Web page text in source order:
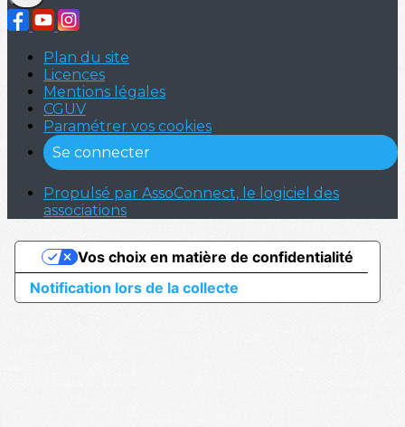
Plan du site
Licences
Mentions légales
CGUV
Paramétrer vos cookies
Se connecter
Propulsé par AssoConnect, le logiciel des
associations
Notification lors de la collecte
Vos choix en matière de confidentialité